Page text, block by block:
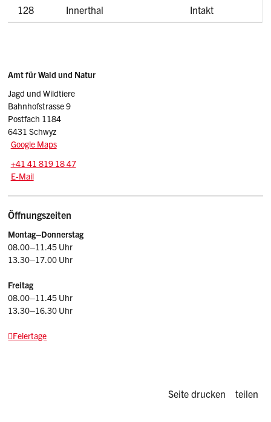
128 Innerthal Intakt
Sidebar
Adresse
Amt für Wald und Natur
Jagd und Wildtiere
Bahnhofstrasse 9
Postfach 1184
6431 Schwyz
Google Maps
Tel.:
+41 41 819 18 47
E-Mail: jagd
E-Mail
Öffnungszeiten
Montag–Donnerstag
08.00–11.45 Uhr
13.30–17.00 Uhr
Freitag
08.00–11.45 Uhr
13.30–16.30 Uhr
Feiertage
Diese Seite
Seite drucken teilen